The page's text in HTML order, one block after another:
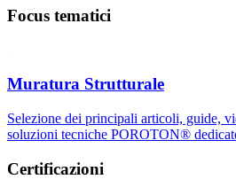
Focus tematici
Muratura Strutturale
Selezione dei principali articoli, guide,
soluzioni tecniche POROTON®
Certificazioni